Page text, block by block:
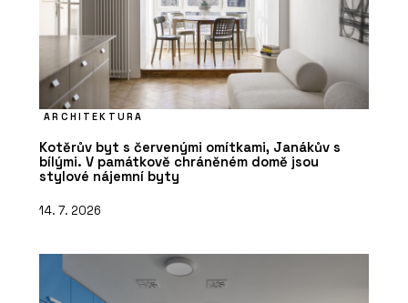
ARCHITEKTURA
Kotěrův byt s červenými omítkami, Janákův s
bílými. V památkově chráněném domě jsou
stylové nájemní byty
14. 7. 2026